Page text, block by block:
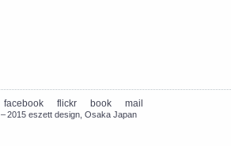
facebook flickr book mail
–2015 eszett design, Osaka Japan